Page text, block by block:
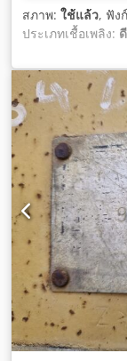
สภาพ: ใช้แล้ว, ฟัง
ประเภทเชื้อเพลิง: